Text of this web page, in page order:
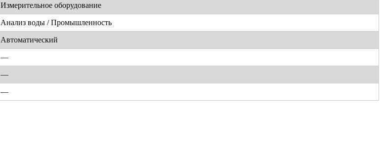
Измерительное оборудование
Анализ воды / Промышленность
Автоматический
—
—
—